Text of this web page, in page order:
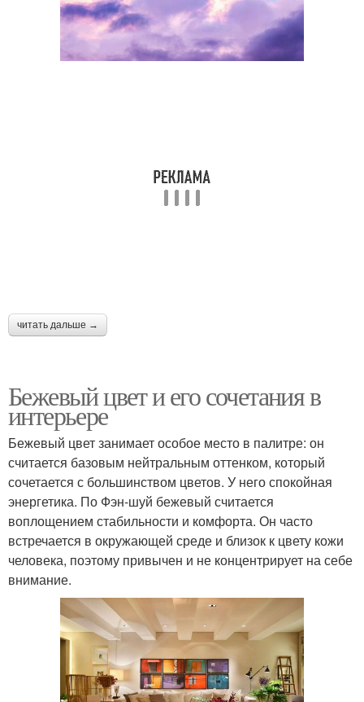
читать дальше →
Бежевый цвет и его сочетания в
интерьере
Бежевый цвет занимает особое место в палитре: он
считается базовым нейтральным оттенком, который
сочетается с большинством цветов. У него спокойная
энергетика. По Фэн-шуй бежевый считается
воплощением стабильности и комфорта. Он часто
встречается в окружающей среде и близок к цвету кожи
человека, поэтому привычен и не концентрирует на себе
внимание.